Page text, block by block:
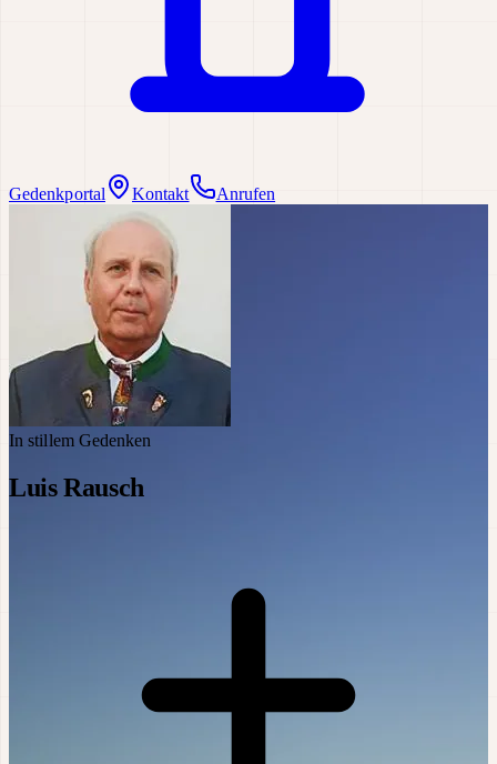
Gedenkportal Kontakt Anrufen
In stillem Gedenken
Luis Rausch